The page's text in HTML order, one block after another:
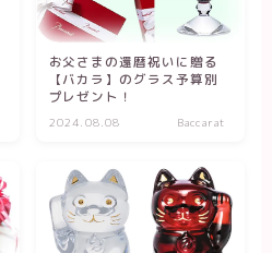
お父さまの還暦祝いに贈る
【バカラ】のグラス予算別
プレゼント！
2024.08.08 Baccarat